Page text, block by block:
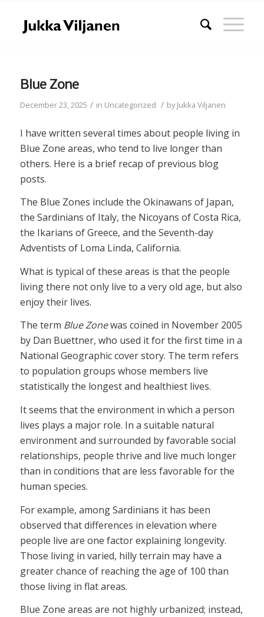
Blue Zone
December 23, 2025 / in Uncategorized / byJukka Viljanen
I have written several times about people living in
Blue Zone areas, who tend to live longer than
others. Here is a brief recap of previous blog
posts.
The Blue Zones include the Okinawans of Japan,
the Sardinians of Italy, the Nicoyans of Costa Rica,
the Ikarians of Greece, and the Seventh-day
Adventists of Loma Linda, California.
What is typical of these areas is that the people
living there not only live to a very old age, but also
enjoy their lives.
The term Blue Zonewas coined in November 2005
by Dan Buettner, who used it for the first time in a
National Geographic cover story. The term refers
to population groups whose members live
statistically the longest and healthiest lives.
It seems that the environment in which a person
lives plays a major role. In a suitable natural
environment and surrounded by favorable social
relationships, people thrive and live much longer
than in conditions that are less favorable for the
human species.
For example, among Sardinians it has been
observed that differences in elevation where
people live are one factor explaining longevity.
Those living in varied, hilly terrain may have a
greater chance of reaching the age of 100 than
those living in flat areas.
Blue Zone areas are not highly urbanized; instead,